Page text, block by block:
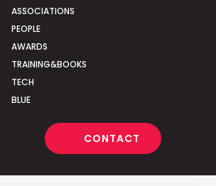
ASSOCIATIONS
PEOPLE
AWARDS
TRAINING&BOOKS
TECH
BLUE
CONTACT